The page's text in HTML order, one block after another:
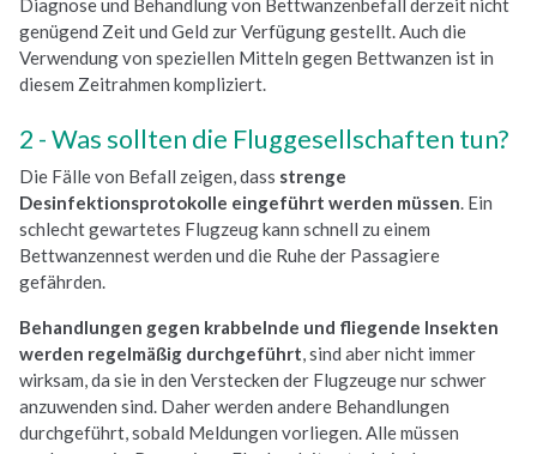
Diagnose und Behandlung von Bettwanzenbefall derzeit nicht
genügend Zeit und Geld zur Verfügung gestellt. Auch die
Verwendung von speziellen Mitteln gegen Bettwanzen ist in
diesem Zeitrahmen kompliziert.
Was sollten die Fluggesellschaften tun?
Die Fälle von Befall zeigen, dass strenge
Desinfektionsprotokolle eingeführt werden müssen. Ein
schlecht gewartetes Flugzeug kann schnell zu einem
Bettwanzennest werden und die Ruhe der Passagiere
gefährden.
Behandlungen gegen krabbelnde und fliegende Insekten
werden regelmäßig durchgeführt, sind aber nicht immer
wirksam, da sie in den Verstecken der Flugzeuge nur schwer
anzuwenden sind. Daher werden andere Behandlungen
durchgeführt, sobald Meldungen vorliegen. Alle müssen